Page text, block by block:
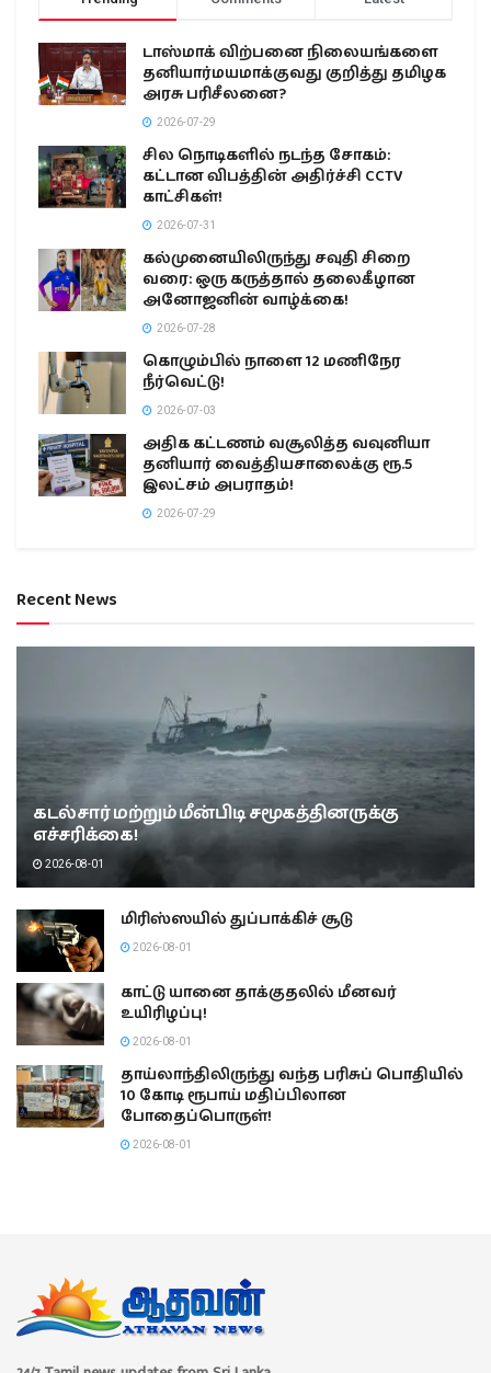
டாஸ்மாக் விற்பனை நிலையங்களை
தனியார்மயமாக்குவது குறித்து தமிழக
அரசு பரிசீலனை?
2026-07-29
சில நொடிகளில் நடந்த சோகம்:
கட்டான விபத்தின் அதிர்ச்சி CCTV
காட்சிகள்!
2026-07-31
கல்முனையிலிருந்து சவுதி சிறை
வரை: ஒரு கருத்தால் தலைகீழான
அனோஜனின் வாழ்க்கை!
2026-07-28
கொழும்பில் நாளை 12 மணிநேர
நீர்வெட்டு!
2026-07-03
அதிக கட்டணம் வசூலித்த வவுனியா
தனியார் வைத்தியசாலைக்கு ரூ.5
இலட்சம் அபராதம்!
2026-07-29
Recent News
கடல்சார் மற்றும் மீன்பிடி சமூகத்தினருக்கு
எச்சரிக்கை!
2026-08-01
மிரிஸ்ஸயில் துப்பாக்கிச் சூடு
2026-08-01
காட்டு யானை தாக்குதலில் மீனவர்
உயிரிழப்பு!
2026-08-01
தாய்லாந்திலிருந்து வந்த பரிசுப் பொதியில்
10 கோடி ரூபாய் மதிப்பிலான
போதைப்பொருள்!
2026-08-01